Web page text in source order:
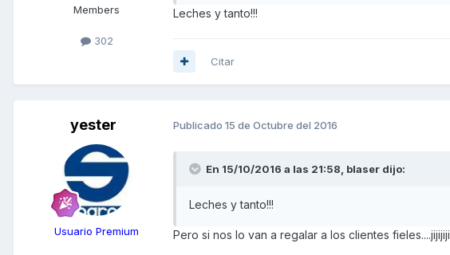
Members
302
Leches y tanto!!!
Citar
yester
Usuario Premium
Publicado 15 de Octubre del 2016
En 15/10/2016 a las 21:58, blaser dijo:
Leches y tanto!!!
Pero si nos lo van a regalar a los clientes fieles....jijijiji